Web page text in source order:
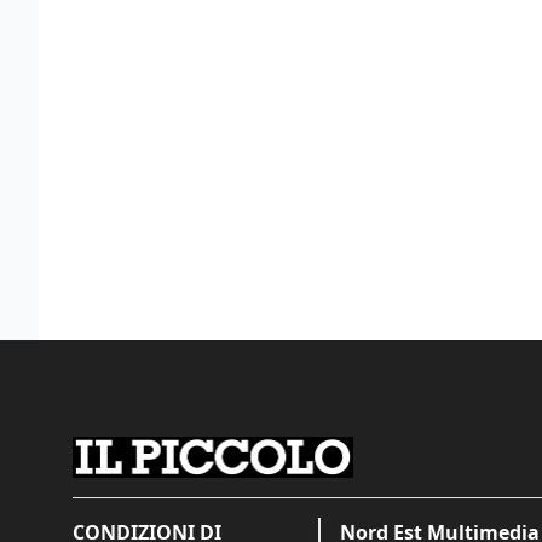
CONDIZIONI DI Nord Est Multimedia